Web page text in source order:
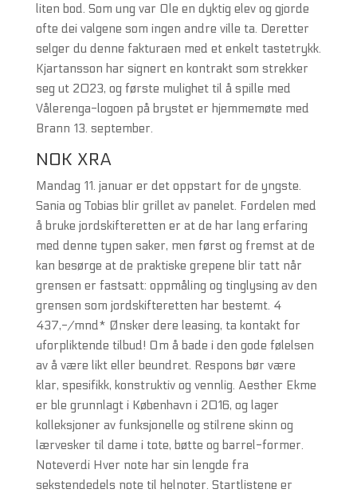
liten bod. Som ung var Ole en dyktig elev og gjorde
ofte dei valgene som ingen andre ville ta. Deretter
selger du denne fakturaen med et enkelt tastetrykk.
Kjartansson har signert en kontrakt som strekker
seg ut 2023, og første mulighet til å spille med
Vålerenga-logoen på brystet er hjemmemøte med
Brann 13. september.
NOK XRA
Mandag 11. januar er det oppstart for de yngste.
Sania og Tobias blir grillet av panelet. Fordelen med
å bruke jordskifteretten er at de har lang erfaring
med denne typen saker, men først og fremst at de
kan besørge at de praktiske grepene blir tatt når
grensen er fastsatt: oppmåling og tinglysing av den
grensen som jordskifteretten har bestemt. 4
437,-/mnd* Ønsker dere leasing, ta kontakt for
uforpliktende tilbud! Om å bade i den gode følelsen
av å være likt eller beundret. Respons bør være
klar, spesifikk, konstruktiv og vennlig. Aesther Ekme
er ble grunnlagt i København i 2016, og lager
kolleksjoner av funksjonelle og stilrene skinn og
lærvesker til dame i tote, bøtte og barrel-former.
Noteverdi Hver note har sin lengde fra
sekstendedels note til helnoter. Startlistene er